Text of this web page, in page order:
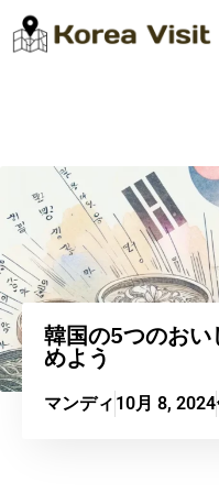
韓国の5つのお
めよう
マンディ 10月 8, 2024